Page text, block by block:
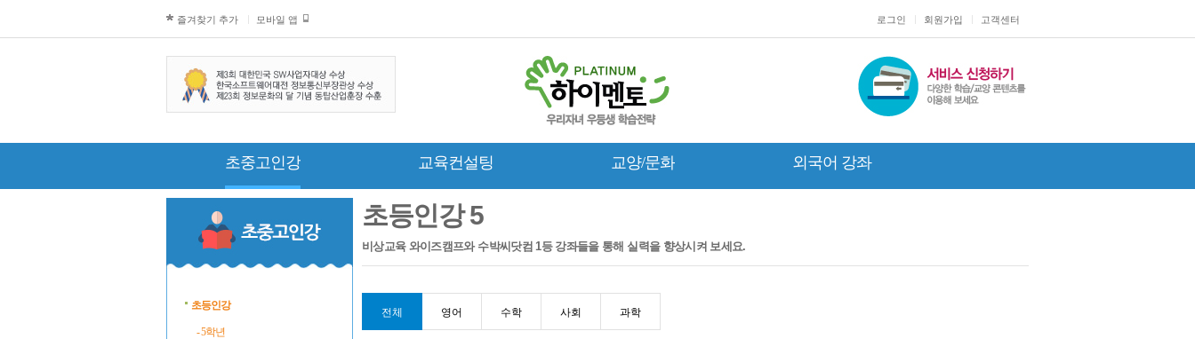
즐겨찾기 추가 모바일 앱 로그인 회원가입 고객센터
초중고인강 교육컨설팅 교양/문화 외국어 강좌
초등인강
- 5학년
초등인강 5
비상교육 와이즈캠프와 수박씨닷컴 1등 강좌들을 통해 실력을 향상시켜 보세요.
전체 영어 수학 사회 과학